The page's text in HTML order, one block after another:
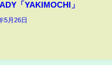
「YAKIMOCHI」
5月26日